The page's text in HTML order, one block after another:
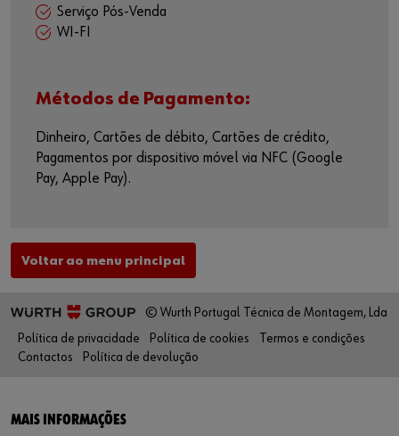
Serviço Pós-Venda
WI-FI
Métodos de Pagamento:
Dinheiro, Cartões de débito, Cartões de crédito,
Pagamentos por dispositivo móvel via NFC (Google
Pay, Apple Pay).
Voltar ao menu principal
© Wurth Portugal Técnica de Montagem, Lda
Política de privacidade
Política de cookies
Termos e condições
Contactos
Política de devolução
MAIS INFORMAÇÕES